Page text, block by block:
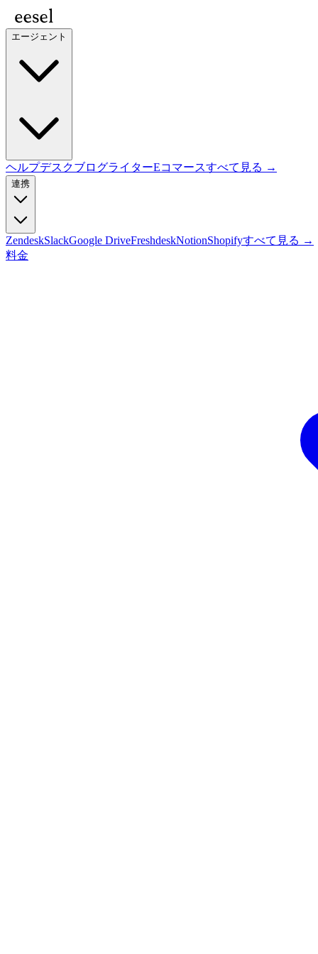
エージェント
ヘルプデスクブログライターEコマースすべて見る →
連携
ZendeskSlackGoogle DriveFreshdeskNotionShopifyすべて見る →
料金